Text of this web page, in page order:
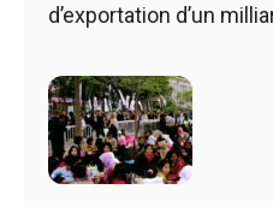
d’exportation d’un